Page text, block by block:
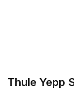
Thule Yepp